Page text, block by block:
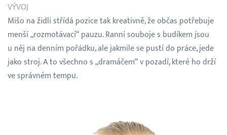
VÝVOJ
Mišo na židli střídá pozice tak kreativně, že občas potřebuje
menší „rozmotávací“ pauzu. Ranní souboje s budíkem jsou
u něj na denním pořádku, ale jakmile se pustí do práce, jede
jako stroj. A to všechno s „dramáčem“ v pozadí, které ho drží
ve správném tempu.